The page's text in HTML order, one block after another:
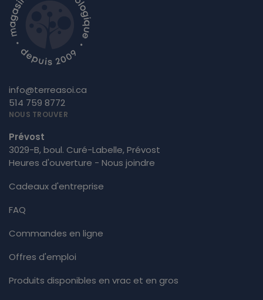
info@terreasoi.ca
514 759 8772
NOUS TROUVER
Prévost
3029-B, boul. Curé-Labelle, Prévost
Heures d'ouverture - Nous joindre
Cadeaux d'entreprise
FAQ
Commandes en ligne
Offres d'emploi
Produits disponibles en vrac et en gros